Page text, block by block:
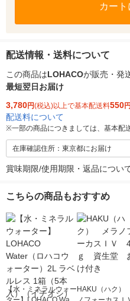
カート
配送情報・送料について
この商品はLOHACOが販売・発
最短翌日お届け
3,780円(税込)以上で基本配送料550円
配送料について
※一部の商品につきましては、基本配
在庫確認住所：東京都にお届け
賞味期限/使用期限・返品につい
こちらの商品もおすすめ
【水・ミネラルウォー HAKU（ハク）